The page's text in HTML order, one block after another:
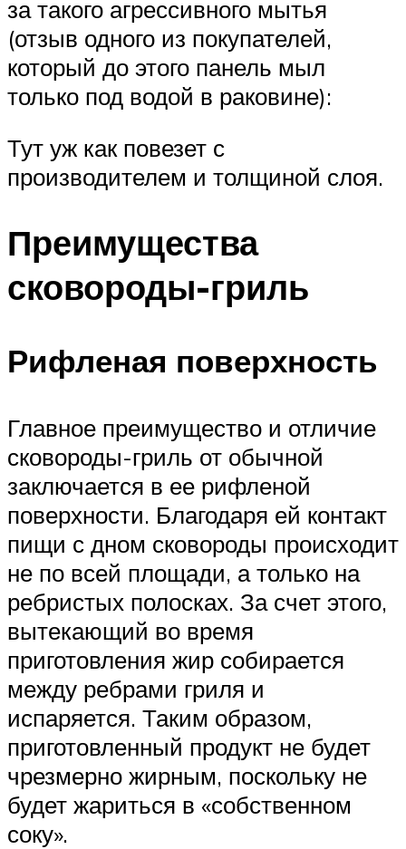
за такого агрессивного мытья
(отзыв одного из покупателей,
который до этого панель мыл
только под водой в раковине):
Тут уж как повезет с
производителем и толщиной слоя.
Преимущества
сковороды-гриль
Рифленая поверхность
Главное преимущество и отличие
сковороды-гриль от обычной
заключается в ее рифленой
поверхности. Благодаря ей контакт
пищи с дном сковороды происходит
не по всей площади, а только на
ребристых полосках. За счет этого,
вытекающий во время
приготовления жир собирается
между ребрами гриля и
испаряется. Таким образом,
приготовленный продукт не будет
чрезмерно жирным, поскольку не
будет жариться в «собственном
соку».